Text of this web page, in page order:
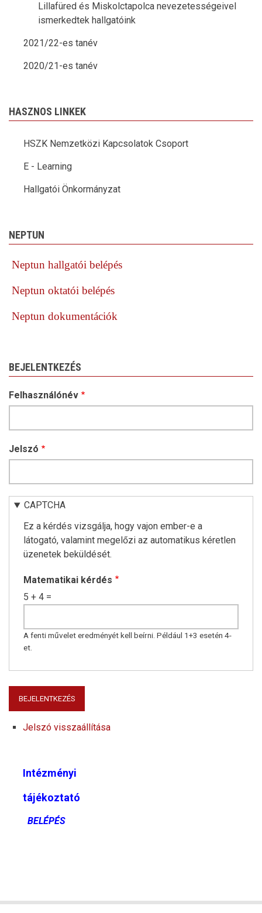
Lillafüred és Miskolctapolca nevezetességeivel
ismerkedtek hallgatóink
2021/22-es tanév
2020/21-es tanév
HASZNOS LINKEK
HSZK Nemzetközi Kapcsolatok Csoport
E - Learning
Hallgatói Önkormányzat
NEPTUN
Neptun hallgatói belépés
Neptun oktatói belépés
Neptun dokumentációk
BEJELENTKEZÉS
Felhasználónév
Jelszó
CAPTCHA
Ez a kérdés vizsgálja, hogy vajon ember-e a
látogató, valamint megelőzi az automatikus kéretlen
üzenetek beküldését.
Matematikai kérdés
5 + 4 =
A fenti művelet eredményét kell beírni. Például 1+3 esetén 4-
et.
Jelszó visszaállítása
Intézményi
tájékoztató
BELÉPÉS